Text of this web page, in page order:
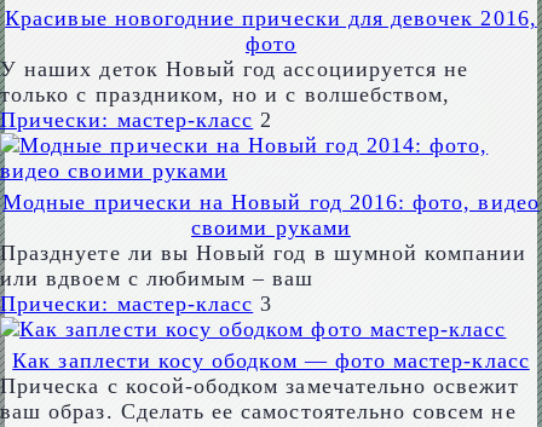
Красивые новогодние прически для девочек 2016,
фото
У наших деток Новый год ассоциируется не
только с праздником, но и с волшебством,
Прически: мастер-класс 2
Модные прически на Новый год 2016: фото, видео
своими руками
Празднуете ли вы Новый год в шумной компании
или вдвоем с любимым – ваш
Прически: мастер-класс 3
Как заплести косу ободком — фото мастер-класс
Прическа с косой-ободком замечательно освежит
ваш образ. Сделать ее самостоятельно совсем не